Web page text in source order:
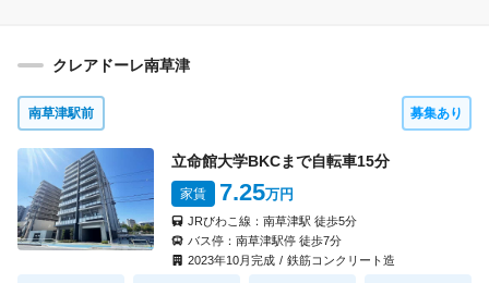
クレアドーレ南草津
南草津駅前 募集あり
立命館大学BKCまで自転車15分
家賃 7.25万円
JRびわこ線： 南草津駅 徒歩5分
バス停： 南草津駅停徒歩7分
2023年10月完成 / 鉄筋コンクリート造